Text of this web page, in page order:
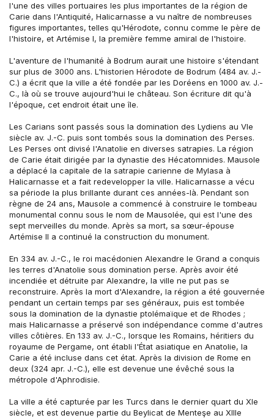
l'une des villes portuaires les plus importantes de la région de
Carie dans l'Antiquité, Halicarnasse a vu naître de nombreuses
figures importantes, telles qu'Hérodote, connu comme le père de
l'histoire, et Artémise I, la première femme amiral de l'histoire.
L'aventure de l'humanité à Bodrum aurait une histoire s'étendant
sur plus de 3000 ans. L'historien Hérodote de Bodrum (484 av. J.-
C.) a écrit que la ville a été fondée par les Doréens en 1000 av. J.-
C., là où se trouve aujourd'hui le château. Son écriture dit qu'à
l'époque, cet endroit était une île.
Les Carians sont passés sous la domination des Lydiens au VIe
siècle av. J.-C. puis sont tombés sous la domination des Perses.
Les Perses ont divisé l'Anatolie en diverses satrapies. La région
de Carie était dirigée par la dynastie des Hécatomnides. Mausole
a déplacé la capitale de la satrapie carienne de Mylasa à
Halicarnasse et a fait redevelopper la ville. Halicarnasse a vécu
sa période la plus brillante durant ces années-là. Pendant son
règne de 24 ans, Mausole a commencé à construire le tombeau
monumental connu sous le nom de Mausolée, qui est l'une des
sept merveilles du monde. Après sa mort, sa sœur-épouse
Artémise II a continué la construction du monument.
En 334 av. J.-C., le roi macédonien Alexandre le Grand a conquis
les terres d'Anatolie sous domination perse. Après avoir été
incendiée et détruite par Alexandre, la ville ne put pas se
reconstruire. Après la mort d'Alexandre, la région a été gouvernée
pendant un certain temps par ses généraux, puis est tombée
sous la domination de la dynastie ptolémaïque et de Rhodes ;
mais Halicarnasse a préservé son indépendance comme d'autres
villes côtières. En 133 av. J.-C., lorsque les Romains, héritiers du
royaume de Pergame, ont établi l'État asiatique en Anatolie, la
Carie a été incluse dans cet état. Après la division de Rome en
deux (324 apr. J.-C.), elle est devenue une évêché sous la
métropole d'Aphrodisie.
La ville a été capturée par les Turcs dans le dernier quart du XIe
siècle, et est devenue partie du Beylicat de Menteşe au XIIIe